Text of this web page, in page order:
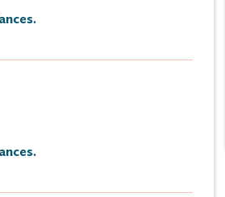
leur présence
à sa peine
d'Arcambal